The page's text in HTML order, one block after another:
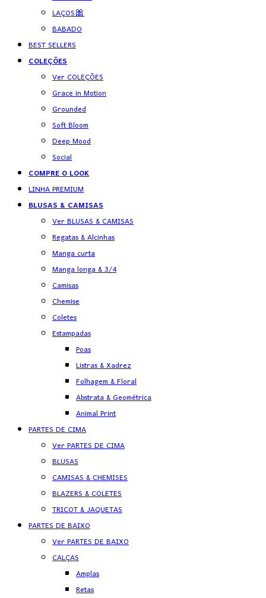
LAÇOS🎀
BABADO
BEST SELLERS
COLEÇÕES
Ver COLEÇÕES
Grace in Motion
Grounded
Soft Bloom
Deep Mood
Social
COMPRE O LOOK
LINHA PREMIUM
BLUSAS & CAMISAS
Ver BLUSAS & CAMISAS
Regatas & Alcinhas
Manga curta
Manga longa & 3/4
Camisas
Chemise
Coletes
Estampadas
Poas
Listras & Xadrez
Folhagem & Floral
Abstrata & Geométrica
Animal Print
PARTES DE CIMA
Ver PARTES DE CIMA
BLUSAS
CAMISAS & CHEMISES
BLAZERS & COLETES
TRICOT & JAQUETAS
PARTES DE BAIXO
Ver PARTES DE BAIXO
CALÇAS
Amplas
Retas